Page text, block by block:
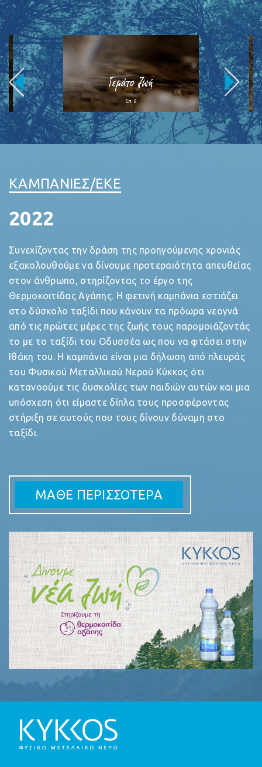
ΚΑΜΠΑΝΙΕΣ/EKE
2022
Συνεχίζοντας την δράση της προηγούμενης χρονιάς
εξακολουθούμε να δίνουμε προτεραιότητα απευθείας
στον άνθρωπο, στηρίζοντας το έργο της
Θερμοκοιτίδας Αγάπης. Η φετινή καμπάνια εστιάζει
στο δύσκολο ταξίδι που κάνουν τα πρόωρα νεογνά
από τις πρώτες μέρες της ζωής τους παρομοιάζοντάς
το με το ταξίδι του Οδυσσέα ως που να φτάσει στην
Ιθάκη του. Η καμπάνια είναι μια δήλωση από πλευράς
του Φυσικού Μεταλλικού Νερού Κύκκος ότι
κατανοούμε τις δυσκολίες των παιδιών αυτών και μια
υπόσχεση ότι είμαστε δίπλα τους προσφέροντας
στήριξη σε αυτούς που τους δίνουν δύναμη στο
ταξίδι.
ΜΑΘΕ ΠΕΡΙΣΣΟΤΕΡΑ